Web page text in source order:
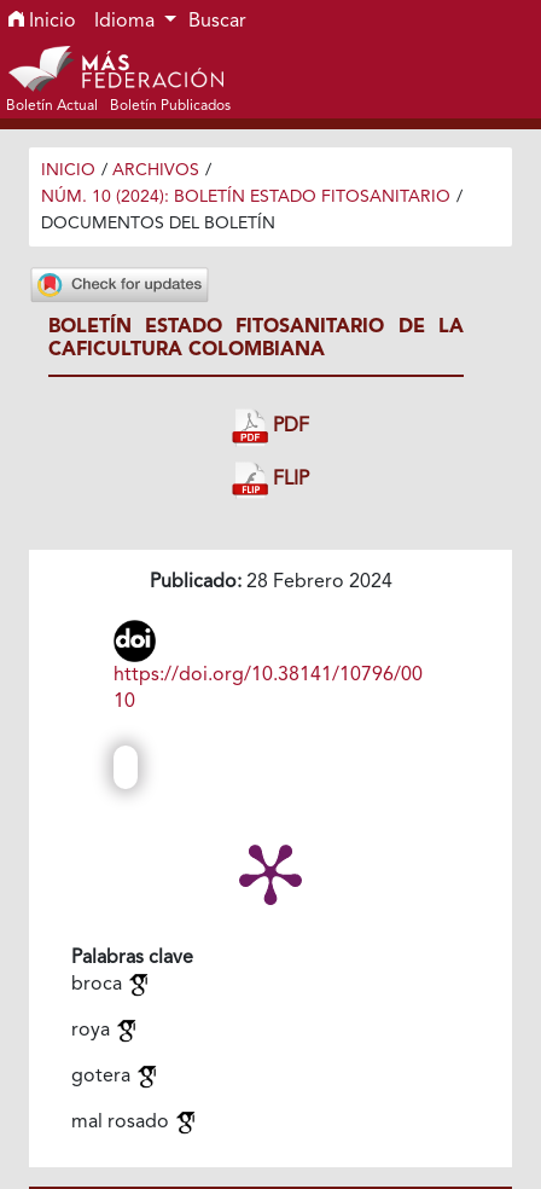
Ir al menú de navegación principal
Ir al contenido principal
Ir al pie de página del sitio
Inicio Idioma Buscar
Boletín Actual Boletín Publicados
INICIO / ARCHIVOS /
NÚM. 10 (2024): BOLETÍN ESTADO FITOSANITARIO /
DOCUMENTOS DEL BOLETÍN
BOLETÍN ESTADO FITOSANITARIO DE LA
CAFICULTURA COLOMBIANA
PDF
FLIP
Publicado:28 Febrero 2024
https://doi.org/10.38141/10796/00
10
Palabras clave
broca
roya
gotera
mal rosado